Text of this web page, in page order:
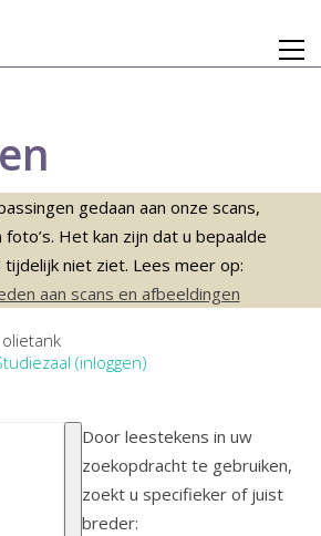
gedaan aan onze scans,
Het kan zijn dat u bepaalde
tijdelijk niet ziet. Lees meer op:
aan scans en afbeeldingen
(inloggen)
Door leestekens in uw
zoekopdracht te gebruiken,
zoekt u specifieker of juist
breder: